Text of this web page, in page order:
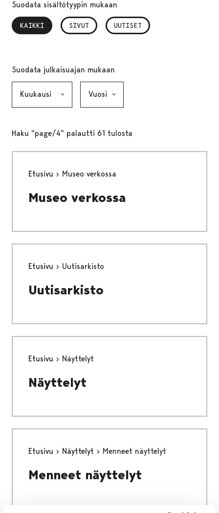
Suodata sisältötyypin mukaan
KAIKKI
, VALITTU SIVUT UUTISET
Suodata julkaisuajan mukaan
Haku "page/4" palautti 61 tulosta
Etusivu Museo verkossa
Museo verkossa
Etusivu Uutisarkisto
Uutisarkisto
Etusivu Näyttelyt
Näyttelyt
Etusivu Näyttelyt Menneet näyttelyt
Menneet näyttelyt